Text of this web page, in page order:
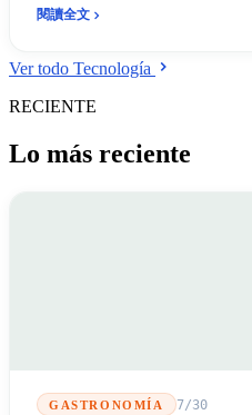
閱讀全文
Ver todo Tecnología
RECIENTE
Lo más reciente
GASTRONOMÍA 7/30